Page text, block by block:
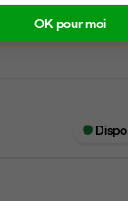
Dispo
OK pour moi